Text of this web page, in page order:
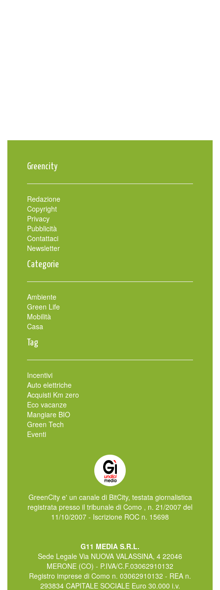
Greencity
Redazione
Copyright
Privacy
Pubblicità
Contattaci
Newsletter
Categorie
Ambiente
Green Life
Mobilità
Casa
Tag
Incentivi
Auto elettriche
Acquisti Km zero
Eco vacanze
Mangiare BIO
Green Tech
Eventi
GreenCity e' un canale di BitCity, testata giornalistica
registrata presso il tribunale di Como , n. 21/2007 del
11/10/2007 - Iscrizione ROC n. 15698
G11 MEDIA S.R.L.
Sede Legale Via NUOVA VALASSINA, 4 22046
MERONE (CO) - P.IVA/C.F.03062910132
Registro imprese di Como n. 03062910132 - REA n.
293834 CAPITALE SOCIALE Euro 30.000 i.v.